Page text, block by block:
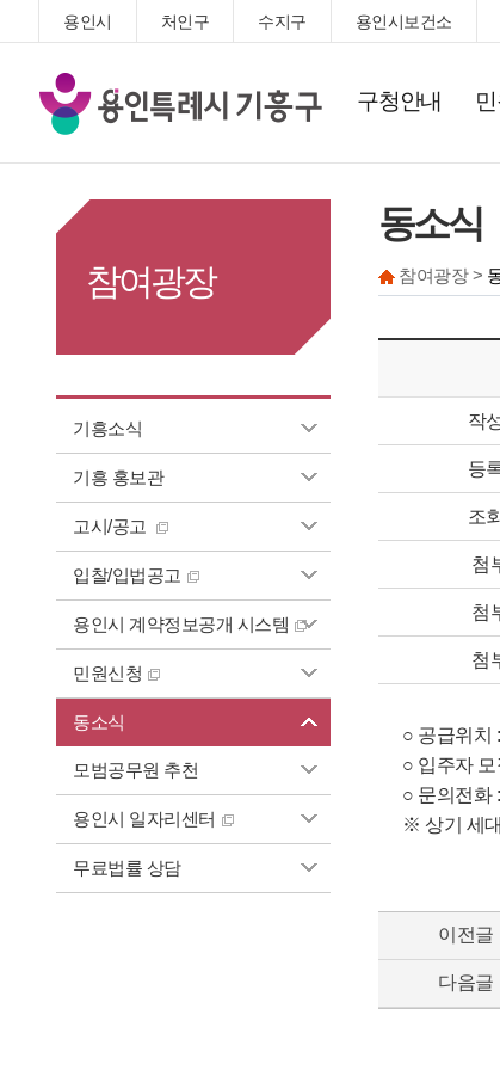
용인시 처인구 수지구 용인시보건소
기
흥
구청안내
참여광장
기흥소식
기흥 홍보관
고시/공고
입찰/입법공고
용인시 계약정보공개 시스템
민원신청
동소식
모범공무원 추천
용인시 일자리센터
무료법률 상담
동소식
참여광장 >
작
등
조
첨
첨
첨
○ 공급위치
○ 입주자 모
○ 문의전화
※ 상기 세
이전글
다음글